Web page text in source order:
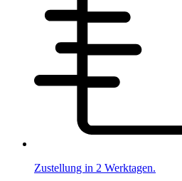
Zustellung in 2 Werktagen.